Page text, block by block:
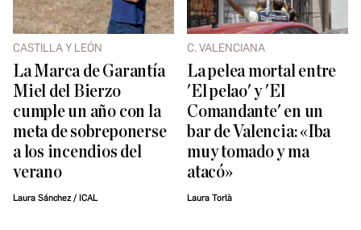
CASTILLA Y LEÓN
La Marca de Garantía
Miel del Bierzo
cumple un año con la
meta de sobreponerse
a los incendios del
verano
Laura Sánchez / ICAL
C. VALENCIANA
La pelea mortal entre
'El pelao' y 'El
Comandante' en un
bar de Valencia: «Iba
muy tomado y ma
atacó»
Laura Torlà